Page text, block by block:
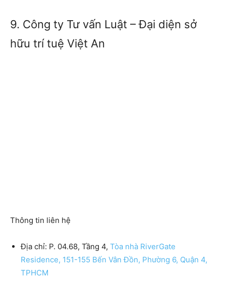
9. Công ty Tư vấn Luật – Đại diện sở
hữu trí tuệ Việt An
Thông tin liên hệ
Địa chỉ: P. 04.68, Tầng 4, Tòa nhà RiverGate
Residence, 151-155 Bến Vân Đồn, Phường 6, Quận 4,
TPHCM